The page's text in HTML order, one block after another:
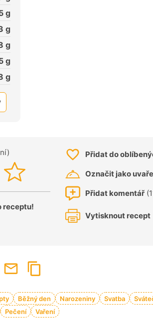
g
g
g
g
g
receptu!
Přidat do
Označit jako
Přidat komentář
Vytisknout recept
Běžný den Narozeniny Svatba
Pečení Vaření